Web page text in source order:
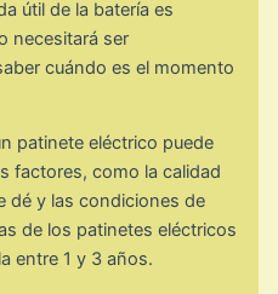
útil de la batería es
necesitará ser
cuándo es el momento
patinete eléctrico puede
factores, como la calidad
dé y las condiciones de
de los patinetes eléctricos
entre 1 y 3 años.